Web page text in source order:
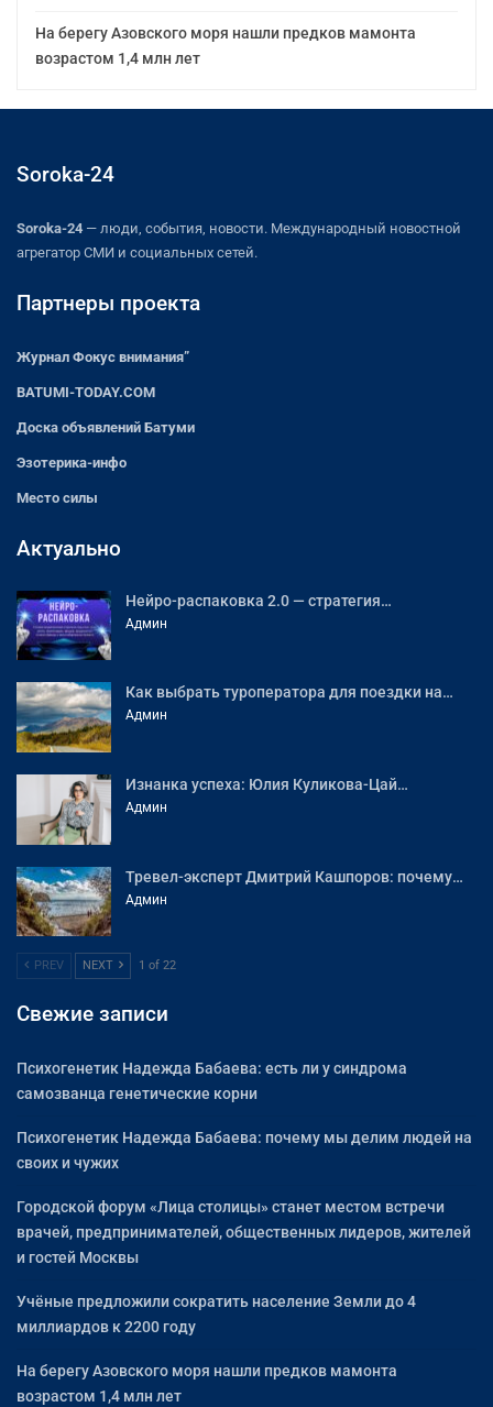
На берегу Азовского моря нашли предков мамонта
возрастом 1,4 млн лет
Soroka-24
Soroka-24 — люди, события, новости. Международный новостной
агрегатор СМИ и социальных сетей.
Партнеры проекта
Журнал Фокус внимания”
BATUMI-TODAY.COM
Доска объявлений Батуми
Эзотерика-инфо
Место силы
Актуально
Нейро-распаковка 2.0 — стратегия…
Админ
Как выбрать туроператора для поездки на…
Админ
Изнанка успеха: Юлия Куликова-Цай…
Админ
Тревел-эксперт Дмитрий Кашпоров: почему…
Админ
PREV NEXT 1 of 22
Свежие записи
Психогенетик Надежда Бабаева: есть ли у синдрома
самозванца генетические корни
Психогенетик Надежда Бабаева: почему мы делим людей на
своих и чужих
Городской форум «Лица столицы» станет местом встречи
врачей, предпринимателей, общественных лидеров, жителей
и гостей Москвы
Учёные предложили сократить население Земли до 4
миллиардов к 2200 году
На берегу Азовского моря нашли предков мамонта
возрастом 1,4 млн лет